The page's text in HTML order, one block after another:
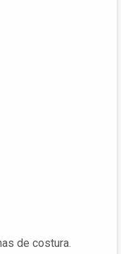
de costura.